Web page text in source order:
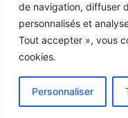
de navigation, diffuser
personnalisés et
Tout accepter », vous
cookies.
Personnaliser
Nous contacter
Mentions légales
Mentions Légales
Création Max-